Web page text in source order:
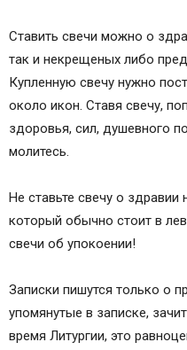
Содержание
Молитва за умерших
Также спрашивают
Ставить свечи можно о
так и некрещеных либо
Купленную свечу нужно
около икон. Ставя свечу,
здоровья, сил, душевного
молитесь.
Не ставьте свечу о здравии
который обычно стоит в
свечи об упокоении!
Записки пишутся только о
упомянутые в записке,
время Литургии, это